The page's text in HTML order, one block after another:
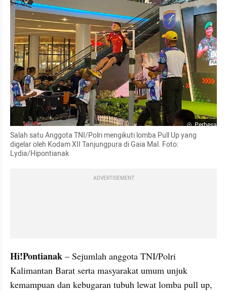
Perbesar
Salah satu Anggota TNI/Polri mengikuti lomba Pull Up yang
digelar oleh Kodam XII Tanjungpura di Gaia Mal. Foto:
Lydia/Hipontianak
ADVERTISEMENT
Hi!Pontianak – Sejumlah anggota TNI/Polri
Kalimantan Barat serta masyarakat umum unjuk
kemampuan dan kebugaran tubuh lewat lomba pull up,